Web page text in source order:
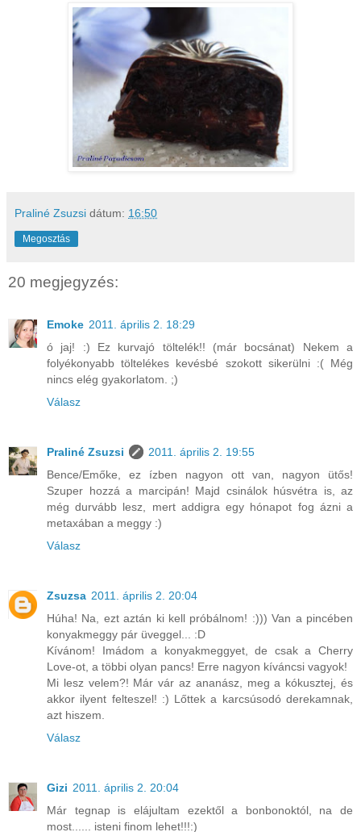
Praliné Zsuzsi dátum: 16:50
Megosztás
20 megjegyzés:
Emoke 2011. április 2. 18:29
ó jaj! :) Ez kurvajó töltelék!! (már bocsánat) Nekem a
folyékonyabb töltelékes kevésbé szokott sikerülni :( Még
nincs elég gyakorlatom. ;)
Válasz
Praliné Zsuzsi
2011. április 2. 19:55
Bence/Emőke, ez ízben nagyon ott van, nagyon ütős!
Szuper hozzá a marcipán! Majd csinálok húsvétra is, az
még durvább lesz, mert addigra egy hónapot fog ázni a
metaxában a meggy :)
Válasz
Zsuzsa 2011. április 2. 20:04
Húha! Na, ezt aztán ki kell próbálnom! :))) Van a pincében
konyakmeggy pár üveggel... :D
Kívánom! Imádom a konyakmeggyet, de csak a Cherry
Love-ot, a többi olyan pancs! Erre nagyon kíváncsi vagyok!
Mi lesz velem?! Már vár az ananász, meg a kókusztej, és
akkor ilyent felteszel! :) Lőttek a karcsúsodó derekamnak,
azt hiszem.
Válasz
Gizi 2011. április 2. 20:04
Már tegnap is elájultam ezektől a bonbonoktól, na de
most...... isteni finom lehet!!!:)